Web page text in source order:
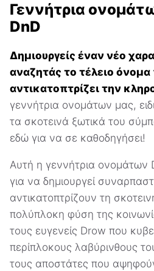
Γεννήτρια
DnD
Δημιουργείς έναν νέο
αναζητάς το τέλειο
αντικατοπτρίζει την
γεννήτρια ονομάτων μας,
τα σκοτεινά ξωτικά του
εδώ για να σε καθοδηγήσει!
Αυτή η γεννήτρια ονομάτων
για να δημιουργεί
αντικατοπτρίζουν τη
πολύπλοκη φύση της
τους ευγενείς Drow που
περίπλοκους λαβύρινθους
τους αποστάτες που